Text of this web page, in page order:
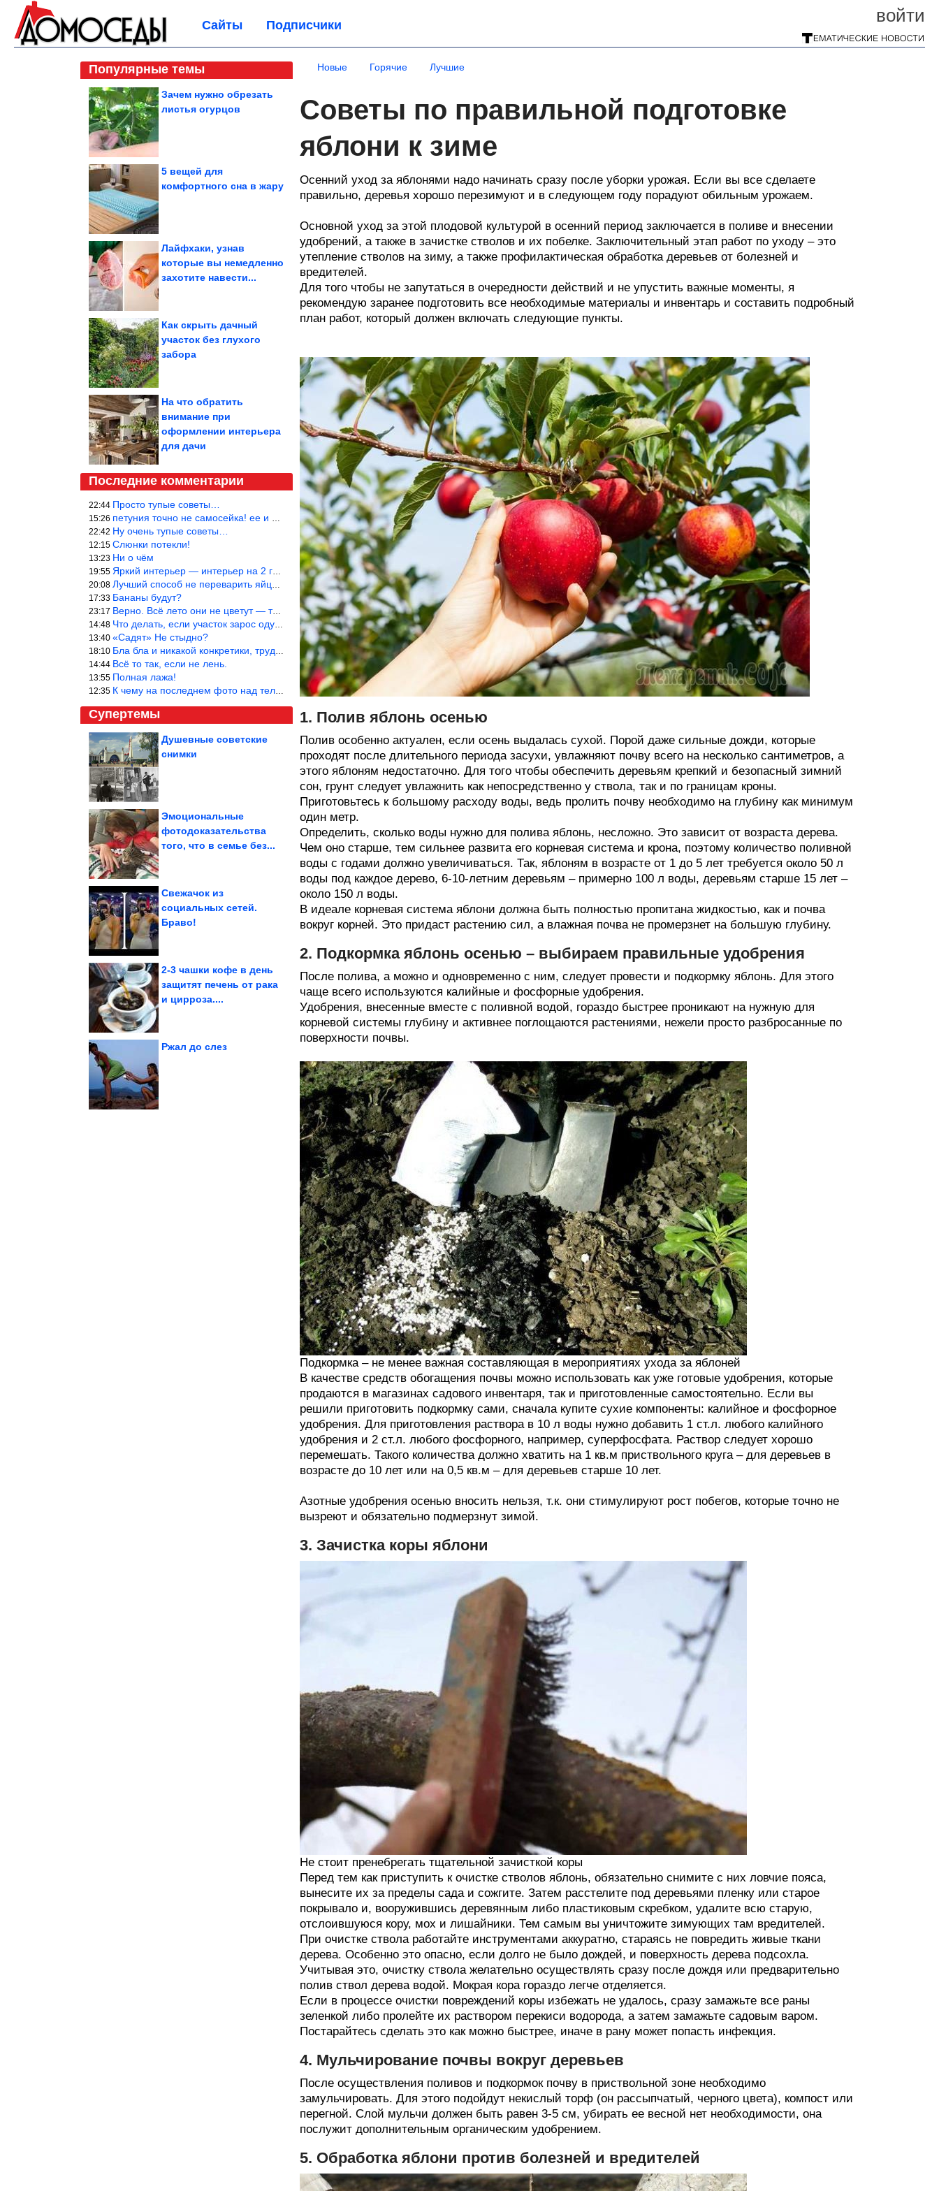
войти
Сайты Подписчики
Популярные темы
Зачем нужно обрезать
листья огурцов
5 вещей для
комфортного сна в жару
Лайфхаки, узнав
которые вы немедленно
захотите навести...
Как cкрыть дачный
участок без глухого
забора
На что обратить
внимание при
оформлении интерьера
для дачи
Последние комментарии
22:44 Просто тупые советы…
15:26 петуния точно не самосейка! ее и из рассады тяжело вырастить!
22:42 Ну очень тупые советы…
12:15 Слюнки потекли!
13:23 Ни о чём
19:55 Яркий интерьер — интерьер на 2 года! Человек должен отдыхать в с
20:08 Лучший способ не переварить яйцо — довести его до кипения и выкл
17:33 Бананы будут?
23:17 Верно. Всё лето они не цветут — только в его начале. Достаточно
14:48 Что делать, если участок зарос одуванчиками — ничего.
13:40 «Садят» Не стыдно?
18:10 Бла бла и никакой конкретики, трудно указать наименование рекоме
14:44 Всё то так, если не лень.
13:55 Полная лажа!
12:35 К чему на последнем фото над телевизором две полки? Делают интер
Супертемы
Ключевой фактор.
Душевные советские
снимки
Эмоциональные
фотодоказательства
того, что в семье без...
Свежачок из
социальных сетей.
Браво!
Уловки, которые
2-3 чашки кофе в день
защитят печень от рака
и цирроза....
Ржал до слез
Новые Горячие Лучшие
Советы по правильной подготовке
яблони к зиме
Осенний уход за яблонями надо начинать сразу после уборки урожая. Если вы все сделаете
правильно, деревья хорошо перезимуют и в следующем году порадуют обильным урожаем.
Основной уход за этой плодовой культурой в осенний период заключается в поливе и внесении
удобрений, а также в зачистке стволов и их побелке. Заключительный этап работ по уходу – это
утепление стволов на зиму, а также профилактическая обработка деревьев от болезней и
вредителей.
Для того чтобы не запутаться в очередности действий и не упустить важные моменты, я
рекомендую заранее подготовить все необходимые материалы и инвентарь и составить подробный
план работ, который должен включать следующие пункты.
1. Полив яблонь осенью
Полив особенно актуален, если осень выдалась сухой. Порой даже сильные дожди, которые
проходят после длительного периода засухи, увлажняют почву всего на несколько сантиметров, а
этого яблоням недостаточно. Для того чтобы обеспечить деревьям крепкий и безопасный зимний
сон, грунт следует увлажнить как непосредственно у ствола, так и по границам кроны.
Приготовьтесь к большому расходу воды, ведь пролить почву необходимо на глубину как минимум
один метр.
Определить, сколько воды нужно для полива яблонь, несложно. Это зависит от возраста дерева.
Чем оно старше, тем сильнее развита его корневая система и крона, поэтому количество поливной
воды с годами должно увеличиваться. Так, яблоням в возрасте от 1 до 5 лет требуется около 50 л
воды под каждое дерево, 6-10-летним деревьям – примерно 100 л воды, деревьям старше 15 лет –
около 150 л воды.
В идеале корневая система яблони должна быть полностью пропитана жидкостью, как и почва
вокруг корней. Это придаст растению сил, а влажная почва не промерзнет на большую глубину.
2. Подкормка яблонь осенью – выбираем правильные удобрения
После полива, а можно и одновременно с ним, следует провести и подкормку яблонь. Для этого
чаще всего используются калийные и фосфорные удобрения.
Удобрения, внесенные вместе с поливной водой, гораздо быстрее проникают на нужную для
корневой системы глубину и активнее поглощаются растениями, нежели просто разбросанные по
поверхности почвы.
Подкормка – не менее важная составляющая в мероприятиях ухода за яблоней
В качестве средств обогащения почвы можно использовать как уже готовые удобрения, которые
продаются в магазинах садового инвентаря, так и приготовленные самостоятельно. Если вы
решили приготовить подкормку сами, сначала купите сухие компоненты: калийное и фосфорное
удобрения. Для приготовления раствора в 10 л воды нужно добавить 1 ст.л. любого калийного
удобрения и 2 ст.л. любого фосфорного, например, суперфосфата. Раствор следует хорошо
перемешать. Такого количества должно хватить на 1 кв.м приствольного круга – для деревьев в
возрасте до 10 лет или на 0,5 кв.м – для деревьев старше 10 лет.
Азотные удобрения осенью вносить нельзя, т.к. они стимулируют рост побегов, которые точно не
вызреют и обязательно подмерзнут зимой.
3. Зачистка коры яблони
Не стоит пренебрегать тщательной зачисткой коры
Перед тем как приступить к очистке стволов яблонь, обязательно снимите с них ловчие пояса,
вынесите их за пределы сада и сожгите. Затем расстелите под деревьями пленку или старое
покрывало и, вооружившись деревянным либо пластиковым скребком, удалите всю старую,
отслоившуюся кору, мох и лишайники. Тем самым вы уничтожите зимующих там вредителей.
При очистке ствола работайте инструментами аккуратно, стараясь не повредить живые ткани
дерева. Особенно это опасно, если долго не было дождей, и поверхность дерева подсохла.
Учитывая это, очистку ствола желательно осуществлять сразу после дождя или предварительно
полив ствол дерева водой. Мокрая кора гораздо легче отделяется.
Если в процессе очистки повреждений коры избежать не удалось, сразу замажьте все раны
зеленкой либо пролейте их раствором перекиси водорода, а затем замажьте садовым варом.
Постарайтесь сделать это как можно быстрее, иначе в рану может попасть инфекция.
4. Мульчирование почвы вокруг деревьев
После осуществления поливов и подкормок почву в приствольной зоне необходимо
замульчировать. Для этого подойдут некислый торф (он рассыпчатый, черного цвета), компост или
перегной. Слой мульчи должен быть равен 3-5 см, убирать ее весной нет необходимости, она
послужит дополнительным органическим удобрением.
5. Обработка яблони против болезней и вредителей